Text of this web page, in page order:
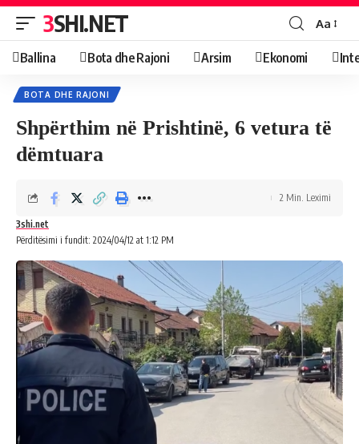
3SHI.NET Aa
Ballina Bota dhe Rajoni Arsim Ekonomi
BOTA DHE RAJONI
Shpërthim në Prishtinë, 6 vetura të
dëmtuara
Përditësimi i fundit: 2024/04/12 at 1:12 PM
3shi.net
2 Min. Leximi